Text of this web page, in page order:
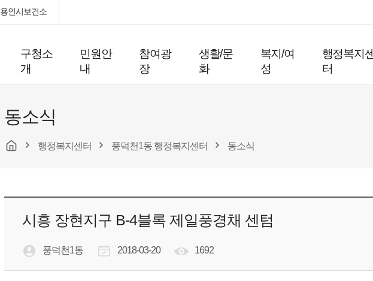
용인시보건소
구청소
개
민원안
내
참여광
장
생활/문
화
복지/여
성
행정복지센
터
동소식
행정복지센터 풍덕천1동 행정복지센터 동소식
시흥 장현지구 B-4블록 제일풍경채 센텀
풍덕천1동 2018-03-20 1692